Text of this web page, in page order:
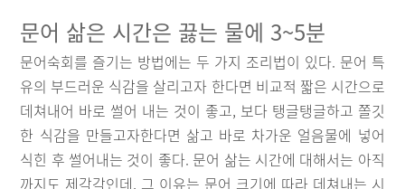
문어 삶은 시간은 끓는 물에 3~5분
문어숙회를 즐기는 방법에는 두 가지 조리법이 있다. 문어 특
유의 부드러운 식감을 살리고자 한다면 비교적 짧은 시간으로
데쳐내어 바로 썰어 내는 것이 좋고, 보다 탱글탱글하고 쫄깃
한 식감을 만들고자한다면 삶고 바로 차가운 얼음물에 넣어
식힌 후 썰어내는 것이 좋다. 문어 삶는 시간에 대해서는 아직
까지도 제각각인데, 그 이유는 문어 크기에 따라 데쳐내는 시